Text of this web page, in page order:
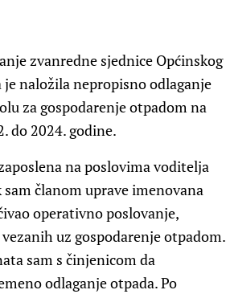
zvanredne sjednice Općinskog
naložila nepropisno odlaganje
za gospodarenje otpadom na
do 2024. godine.
na poslovima voditelja
članom uprave imenovana
operativno poslovanje,
uz gospodarenje otpadom.
sam s činjenicom da
odlaganje otpada. Po